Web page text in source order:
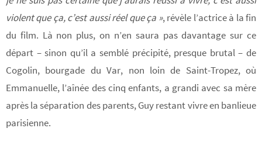
violent que ça, c’est aussi réel que ça », révèle l’actrice à la fin
du film. Là non plus, on n’en saura pas davantage sur ce
départ – sinon qu’il a semblé précipité, presque brutal – de
Cogolin, bourgade du Var, non loin de Saint-Tropez, où
Emmanuelle, l’aînée des cinq enfants, a grandi avec sa mère
après la séparation des parents, Guy restant vivre en banlieue
parisienne.